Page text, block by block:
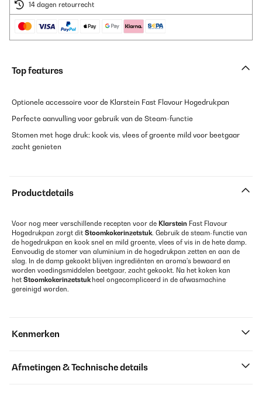
14 dagen retourrecht
Top features
Optionele accessoire voor de Klarstein Fast Flavour Hogedrukpan
Perfecte aanvulling voor gebruik van de Steam-functie
Stomen met hoge druk: kook vis, vlees of groente mild voor beetgaar
zacht genieten
Productdetails
Voor nog meer verschillende recepten voor de Klarstein Fast Flavour
Hogedrukpan zorgt dit Stoomkokerinzetstuk. Gebruik de steam-functie van
de hogedrukpan en kook snel en mild groente, vlees of vis in de hete damp.
Eenvoudig de stomer van aluminium in de hogedrukpan zetten en aan de
slag. In de damp gekookt blijven ingrediënten en aroma's bewaard en
worden voedingsmiddelen beetgaar, zacht gekookt. Na het koken kan
het Stoomkokerinzetstuk heel ongecompliceerd in de afwasmachine
gereinigd worden.
Kenmerken
Afmetingen & Technische details